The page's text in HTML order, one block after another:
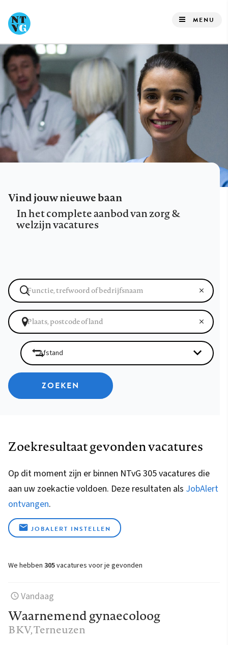
naar
de
inhoud
gaan
MENU
Vind jouw nieuwe baan
In het complete aanbod van zorg &
welzijn vacatures
ZOEKEN
Zoekresultaat gevonden vacatures
Op dit moment zijn er binnen NTvG 305 vacatures die
aan uw zoekactie voldoen. Deze resultaten als JobAlert
ontvangen.
JOBALERT INSTELLEN
We hebben 305vacatures voor je gevonden
Vandaag
Waarnemend gynaecoloog
BKV, Terneuzen